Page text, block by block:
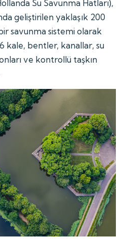
Su Savunma Hatları),
geliştirilen yaklaşık 200
savunma sistemi olarak
kale, bentler, kanallar, su
ve kontrollü taşkın